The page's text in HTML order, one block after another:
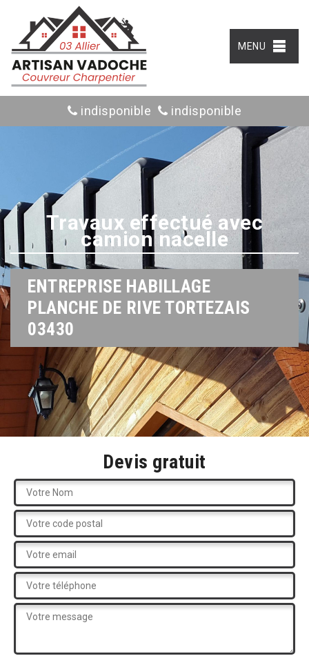
MENU
indisponible indisponible
Travaux effectué avec
camion nacelle
ENTREPRISE HABILLAGE
PLANCHE DE RIVE TORTEZAIS
03430
Devis gratuit